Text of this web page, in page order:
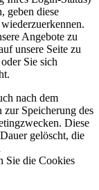
geben diese
Angebote zu
unsere Seite zu
Sie sich
nach dem
zur Speicherung des
Diese
gelöscht, die
Sie die Cookies